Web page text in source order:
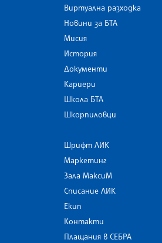
Виртуална разходка
Новини за БТА
Мисия
История
Документи
Кариери
Школа БТА
Шкорпиловци
Шрифт ЛИК
Маркетинг
Зала МаксиМ
Списание ЛИК
Екип
Контакти
Плащания в СЕБРА